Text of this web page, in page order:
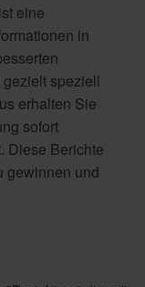
eine
in
speziell
erhalten Sie
sofort
Diese Berichte
gewinnen und